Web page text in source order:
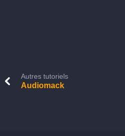
Autres tutoriels
Audiomack